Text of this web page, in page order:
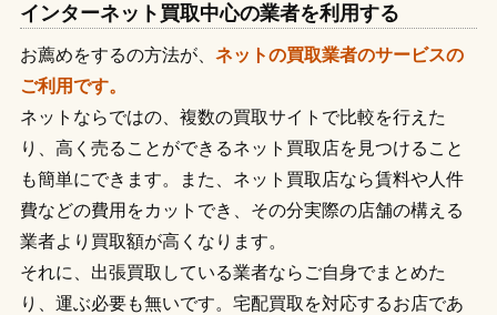
インターネット買取中心の業者を利用する
お薦めをするの方法が、 ネットの買取業者のサービスの
ご利用です。
ネットならではの、複数の買取サイトで比較を行えた
り、高く売ることができるネット買取店を見つけること
も簡単にできます。また、ネット買取店なら賃料や人件
費などの費用をカットでき、その分実際の店舗の構える
業者より買取額が高くなります。
それに、出張買取している業者ならご自身でまとめた
り、運ぶ必要も無いです。宅配買取を対応するお店であ